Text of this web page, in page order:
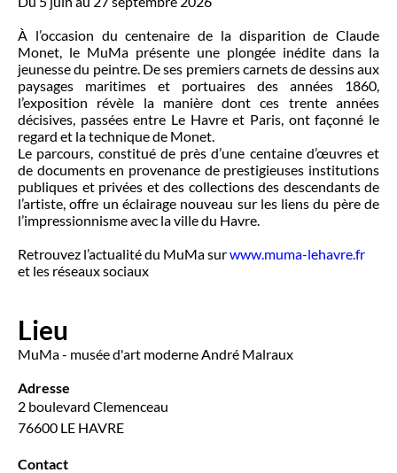
À l’occasion du centenaire de la disparition de Claude
Monet, le MuMa présente une plongée inédite dans la
jeunesse du peintre. De ses premiers carnets de dessins aux
paysages maritimes et portuaires des années 1860,
l’exposition révèle la manière dont ces trente années
décisives, passées entre Le Havre et Paris, ont façonné le
regard et la technique de Monet.
Le parcours, constitué de près d’une centaine d’œuvres et
de documents en provenance de prestigieuses institutions
publiques et privées et des collections des descendants de
l’artiste, offre un éclairage nouveau sur les liens du père de
l’impressionnisme avec la ville du Havre.
Retrouvez l’actualité du MuMa surwww.muma-lehavre.fr
et les réseaux sociaux
Lieu
MuMa - musée d'art moderne André Malraux
Adresse
2 boulevard Clemenceau
76600 LE HAVRE
Contact